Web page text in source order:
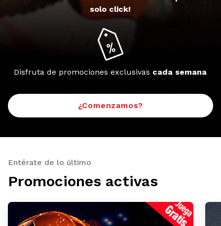
solo click!
Disfruta de promociones exclusivas cada semana
¿Comenzamos?
Entérate de lo último
Promociones activas